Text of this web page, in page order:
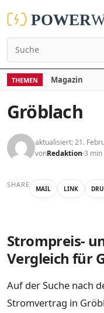
THEMEN Magazin
Gröblach
aktualisiert: 21.
vonRedaktion 3 min
SHARE MAIL LINK
Strompreis-
Vergleich für
Auf der Suche nach
Stromvertrag in